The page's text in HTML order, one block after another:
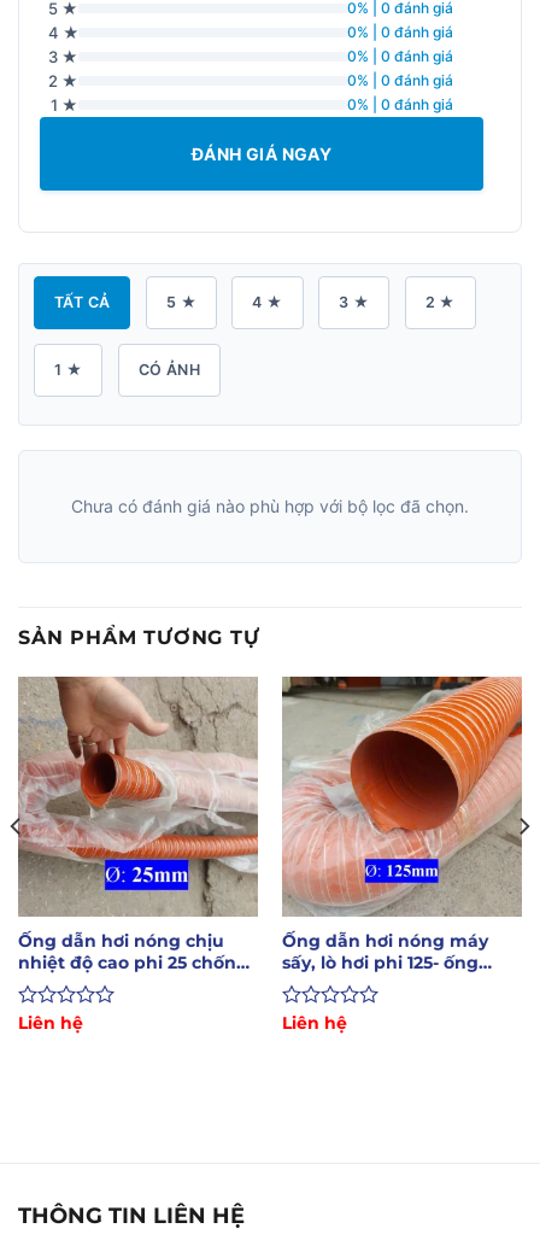
5 ★ 0% | 0 đánh giá
4 ★ 0% | 0 đánh giá
3 ★ 0% | 0 đánh giá
2 ★ 0% | 0 đánh giá
1 ★ 0% | 0 đánh giá
ĐÁNH GIÁ NGAY
TẤT CẢ 5 ★ 4 ★ 3 ★ 2 ★
1 ★ CÓ ẢNH
Chưa có đánh giá nào phù hợp với bộ lọc đã chọn.
SẢN PHẨM TƯƠNG TỰ
Ống dẫn hơi nóng chịu
nhiệt độ cao phi 25 chống
cháy tốt
Được
Liên hệ
Ống dẫn hơi nóng máy
sấy, lò hơi phi 125- ống
chống cháy
Được
Liên hệ
THÔNG TIN LIÊN HỆ